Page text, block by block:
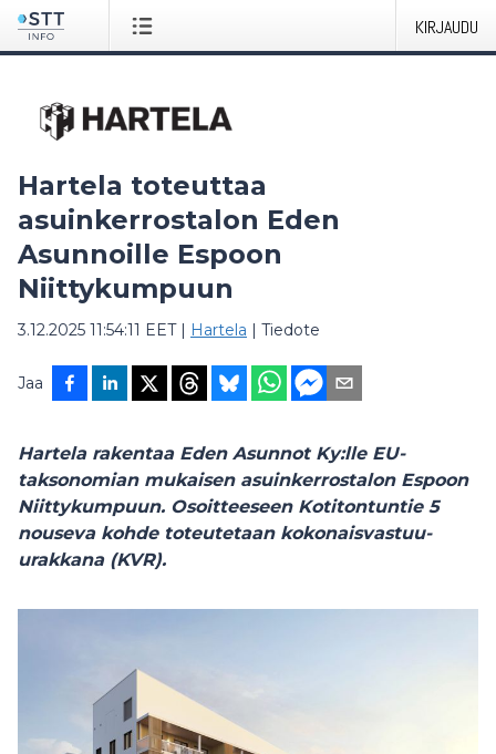
KIRJAUDU
Hartela toteuttaa
asuinkerrostalon Eden
Asunnoille Espoon
Niittykumpuun
3.12.2025 11:54:11 EET| Hartela | Tiedote
Jaa
Hartela rakentaa Eden Asunnot Ky:lle EU-
taksonomian mukaisen asuinkerrostalon Espoon
Niittykumpuun. Osoitteeseen Kotitontuntie 5
nouseva kohde toteutetaan kokonaisvastuu-
urakkana (KVR).